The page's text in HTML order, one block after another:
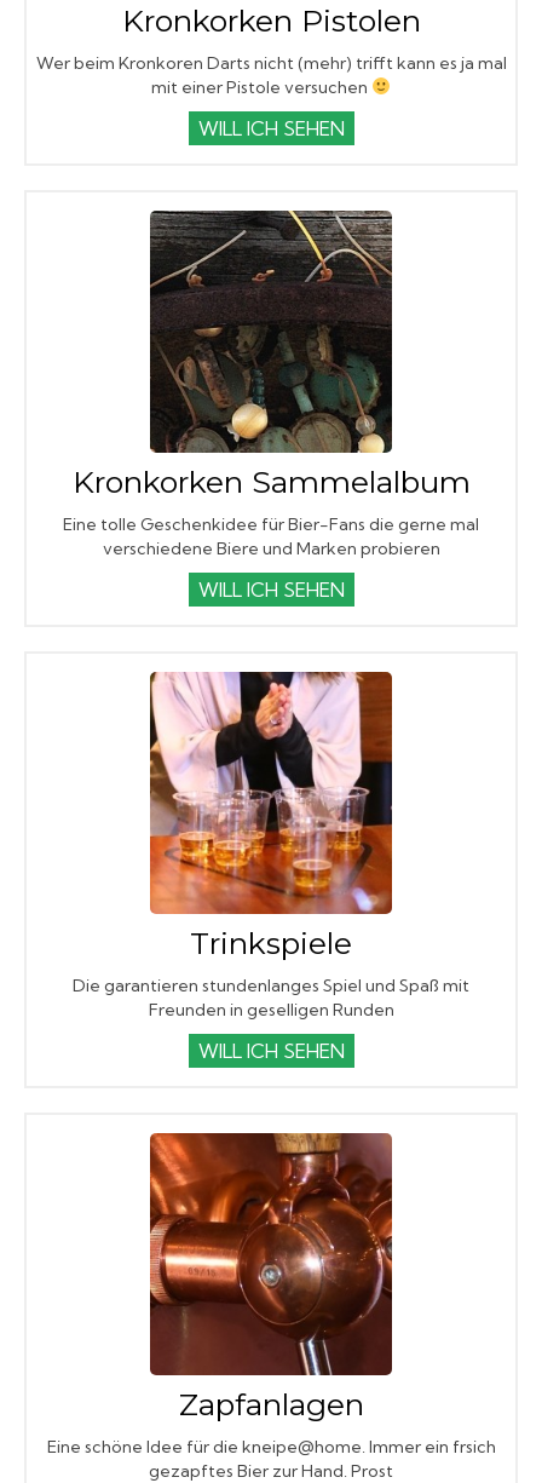
Kronkorken Pistolen
Wer beim Kronkoren Darts nicht (mehr) trifft kann es ja mal
mit einer Pistole versuchen
WILL ICH SEHEN
Kronkorken Sammelalbum
Eine tolle Geschenkidee für Bier-Fans die gerne mal
verschiedene Biere und Marken probieren
WILL ICH SEHEN
Trinkspiele
Die garantieren stundenlanges Spiel und Spaß mit
Freunden in geselligen Runden
WILL ICH SEHEN
Zapfanlagen
Eine schöne Idee für die kneipe@home. Immer ein frsich
gezapftes Bier zur Hand. Prost